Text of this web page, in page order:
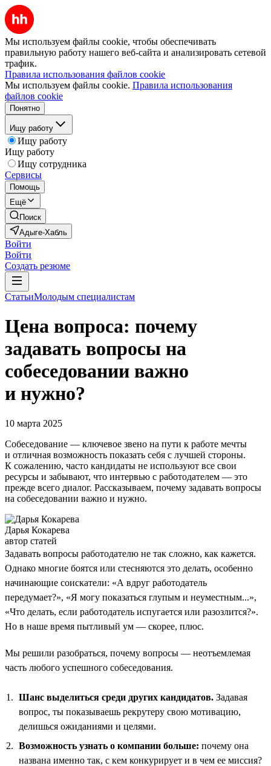
Мы используем файлы cookie, чтобы обеспечивать
правильную работу нашего веб-сайта и анализировать сетевой
трафик.
Правила использования файлов cookie
Мы используем файлы cookie. Правила использования
файлов cookie
Понятно
Ищу работу
Ищу работу
Ищу работу
Ищу сотрудника
Сервисы
Помощь
Ещё
Поиск
Адыге-Хабль
Войти
Войти
Создать резюме
СтатьиМолодым специалистам
Цена вопроса: почему
задавать вопросы на
собеседовании важно
и нужно?
10 марта 2025
Собеседование — ключевое звено на пути к работе мечты
и отличная возможность показать себя с лучшей стороны.
К сожалению, часто кандидаты не используют все свои
ресурсы и забывают, что интервью с работодателем — это
прежде всего диалог. Рассказываем, почему задавать вопросы
на собеседовании важно и нужно.
Дарья Кокарева
автор статей
Задавать вопросы работодателю не так сложно, как кажется.
Однако многие боятся или стесняются это делать, особенно
начинающие соискатели: «А вдруг работодатель
передумает?», «Я могу показаться глупым и неуместным...»,
«Что делать, если работодатель испугается или разозлится?».
Но в наше время пытливый ум — скорее, плюс.
Мы решили разобраться, почему вопросы — неотъемлемая
часть любого успешного собеседования.
Шанс выделиться среди других кандидатов. Задавая
вопрос, ты показываешь рекрутеру свою мотивацию,
делишься ожиданиями и целями.
Возможность узнать о компании больше: почему она
названа именно так, с кем конкурирует и в чем ее миссия?